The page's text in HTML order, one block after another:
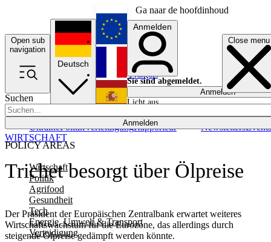
Ga naar de hoofdinhoud
Open sub
navigation
Close menu
Suchen
Anmelden
POLICY AREAS
Wirtschaft
Politik
Agrifood
Gesundheit
Tech
Energie, Umwelt & Transport
Verteidigung
UkrainePolitikVerteidigungRapporteur NewslettersEvents
Deutsch
English
Français
Anmelden
Sie sind abgemeldet.
Anmelden
Licht aus
Trichet besorgt über Ölpreise
Der Präsident der Europäischen Zentralbank erwartet weiteres
Wirtschaftswachstum für die Eurozone, das allerdings durch
steigende Ölpreise gedämpft werden könnte.
WIRTSCHAFT